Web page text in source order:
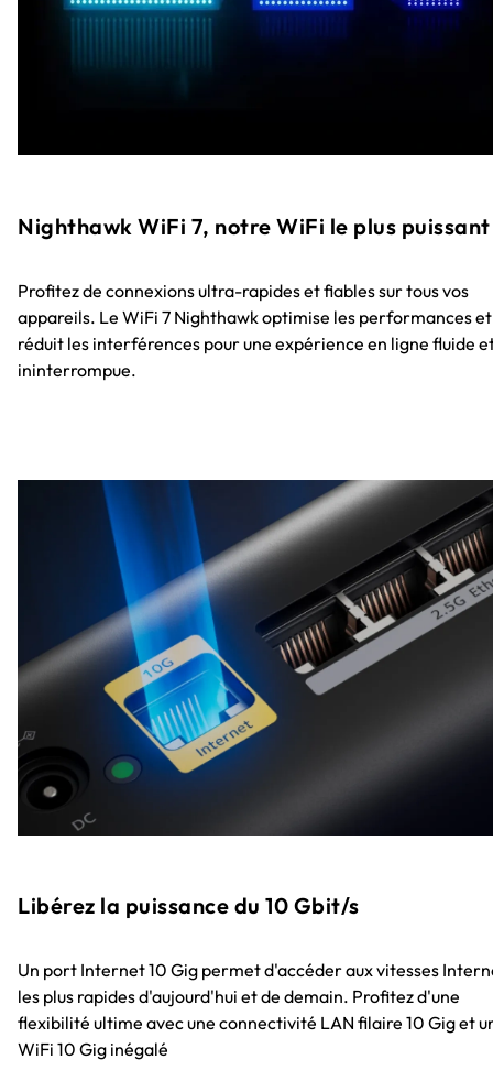
Nighthawk WiFi 7, notre WiFi le plus puissant
Profitez de connexions ultra-rapides et fiables sur tous vos
appareils. Le WiFi 7 Nighthawk optimise les performances et
réduit les interférences pour une expérience en ligne fluide
ininterrompue.
Libérez la puissance du 10 Gbit/s
Un port Internet 10 Gig permet d'accéder aux vitesses
les plus rapides d'aujourd'hui et de demain. Profitez d'une
flexibilité ultime avec une connectivité LAN filaire 10 Gig et
WiFi 10 Gig inégalé